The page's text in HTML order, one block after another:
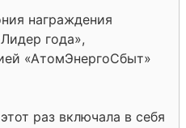
награждения
года»,
«АтомЭнергоСбыт»
раз включала в себя